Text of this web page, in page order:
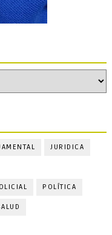
JURIDICA
POLÍTICA